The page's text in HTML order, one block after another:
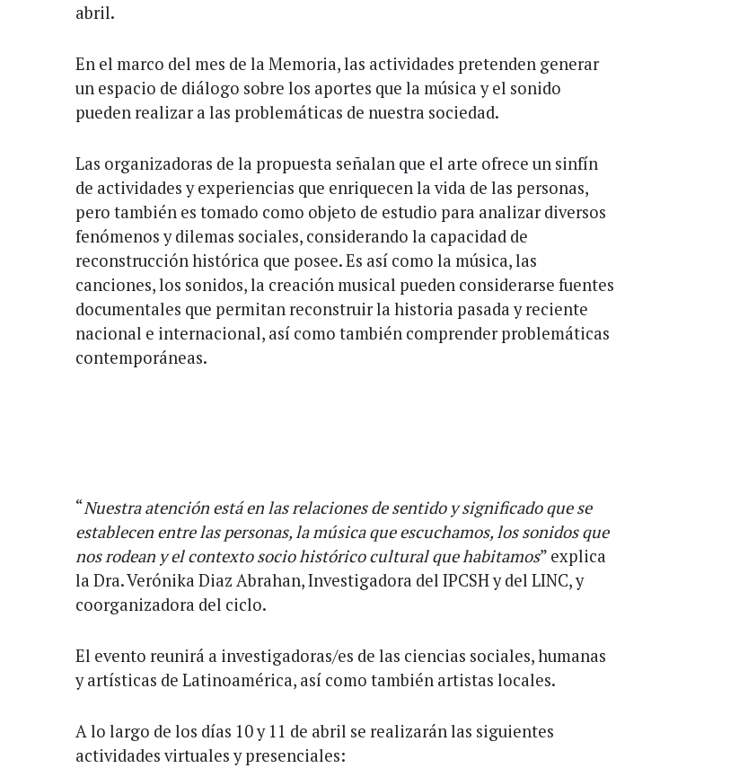
abril.
En el marco del mes de la Memoria, las actividades pretenden generar
un espacio de diálogo sobre los aportes que la música y el sonido
pueden realizar a las problemáticas de nuestra sociedad.
Las organizadoras de la propuesta señalan que el arte ofrece un sinfín
de actividades y experiencias que enriquecen la vida de las personas,
pero también es tomado como objeto de estudio para analizar diversos
fenómenos y dilemas sociales, considerando la capacidad de
reconstrucción histórica que posee. Es así como la música, las
canciones, los sonidos, la creación musical pueden considerarse fuentes
documentales que permitan reconstruir la historia pasada y reciente
nacional e internacional, así como también comprender problemáticas
contemporáneas.
“Nuestra atención está en las relaciones de sentido y significado que se
establecen entre las personas, la música que escuchamos, los sonidos que
nos rodean y el contexto socio histórico cultural que habitamos” explica
la Dra. Verónika Diaz Abrahan, Investigadora del IPCSH y del LINC, y
coorganizadora del ciclo.
El evento reunirá a investigadoras/es de las ciencias sociales, humanas
y artísticas de Latinoamérica, así como también artistas locales.
A lo largo de los días 10 y 11 de abril se realizarán las siguientes
actividades virtuales y presenciales: